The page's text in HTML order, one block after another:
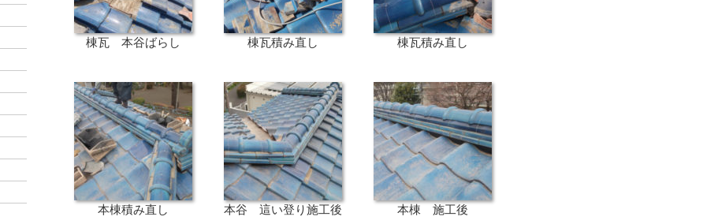
棟瓦 本谷ばらし 棟瓦積み直し 棟瓦積み直し
本棟積み直し 本谷 這い登り施工後 本棟 施工後